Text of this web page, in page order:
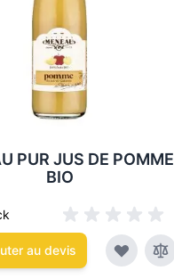
disponibles :
PUR JUS DE POMME
BIO
au devis